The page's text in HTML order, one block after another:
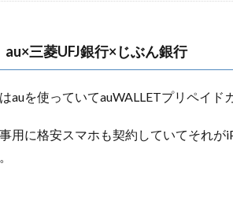
au×三菱UFJ銀行×じぶん銀行
auを使っていてauWALLETプリペイド
用に格安スマホも契約していてそれが